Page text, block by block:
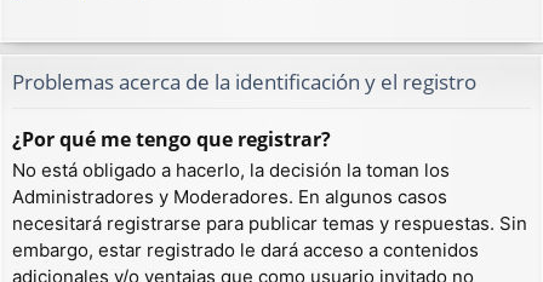
Problemas acerca de la identificación y el registro
¿Por qué me tengo que registrar?
No está obligado a hacerlo, la decisión la toman los
Administradores y Moderadores. En algunos casos
necesitará registrarse para publicar temas y respuestas. Sin
embargo, estar registrado le dará acceso a contenidos
adicionales y/o ventajas que como usuario invitado no